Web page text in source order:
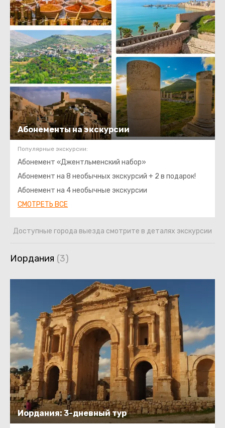
Абонементы на экскурсии
Популярные экскурсии:
Абонемент «Джентльменский набор»
Абонемент на 8 необычных экскурсий + 2 в подарок!
Абонемент на 4 необычные экскурсии
СМОТРЕТЬ ВСЕ
Доступные города выезда смотрите в деталях экскурсии
Иордания
Иордания: 3-дневный тур